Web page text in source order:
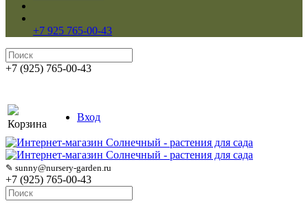
+7 925 765-00-43
+7 (925) 765-00-43
Корзина
Вход
✎ sunny@nursery-garden.ru
+7 (925) 765-00-43